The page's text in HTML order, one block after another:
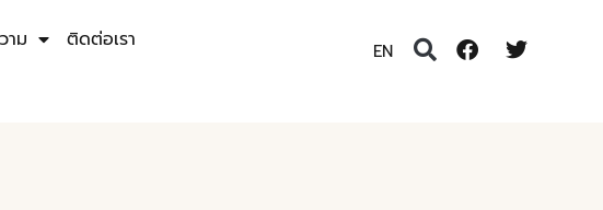
าม ติดต่อเรา EN